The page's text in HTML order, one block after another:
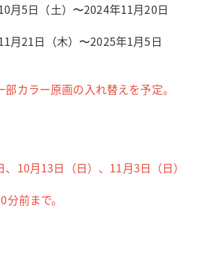
月5日（土）〜2024年11月20日
月21日（木）〜2025年1月5日
カラー原画の入れ替えを予定。
10月13日（日）、11月3日（日）
前まで。